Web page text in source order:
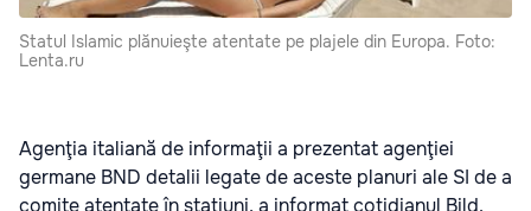
Statul Islamic plănuieşte atentate pe plajele din Europa. Foto:
Lenta.ru
Agenţia italiană de informaţii a prezentat agenţiei
germane BND detalii legate de aceste planuri ale SI de a
comite atentate în staţiuni, a informat cotidianul Bild.